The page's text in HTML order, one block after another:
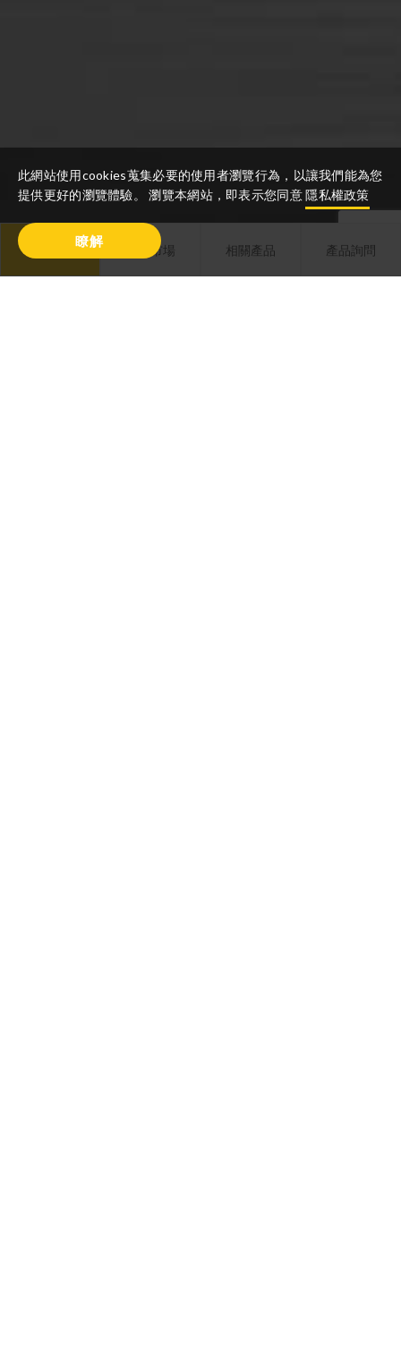
相關市場 相關產品 產品詢問
此網站使用cookies蒐集必要的使用者瀏覽行為，以讓我們能為您
提供更好的瀏覽體驗。 瀏覽本網站，即表示您同意隱私權政策
瞭解